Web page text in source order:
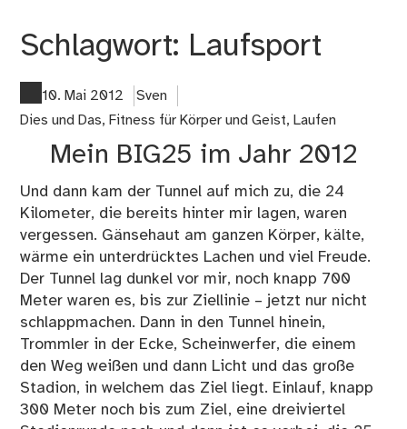
Schlagwort: Laufsport
10. Mai 2012
Sven
Dies und Das, Fitness für Körper und Geist, Laufen
Mein BIG25 im Jahr 2012
Und dann kam der Tunnel auf mich zu, die 24
Kilometer, die bereits hinter mir lagen, waren
vergessen. Gänsehaut am ganzen Körper, kälte,
wärme ein unterdrücktes Lachen und viel Freude.
Der Tunnel lag dunkel vor mir, noch knapp 700
Meter waren es, bis zur Ziellinie – jetzt nur nicht
schlappmachen. Dann in den Tunnel hinein,
Trommler in der Ecke, Scheinwerfer, die einem
den Weg weißen und dann Licht und das große
Stadion, in welchem das Ziel liegt. Einlauf, knapp
300 Meter noch bis zum Ziel, eine dreiviertel